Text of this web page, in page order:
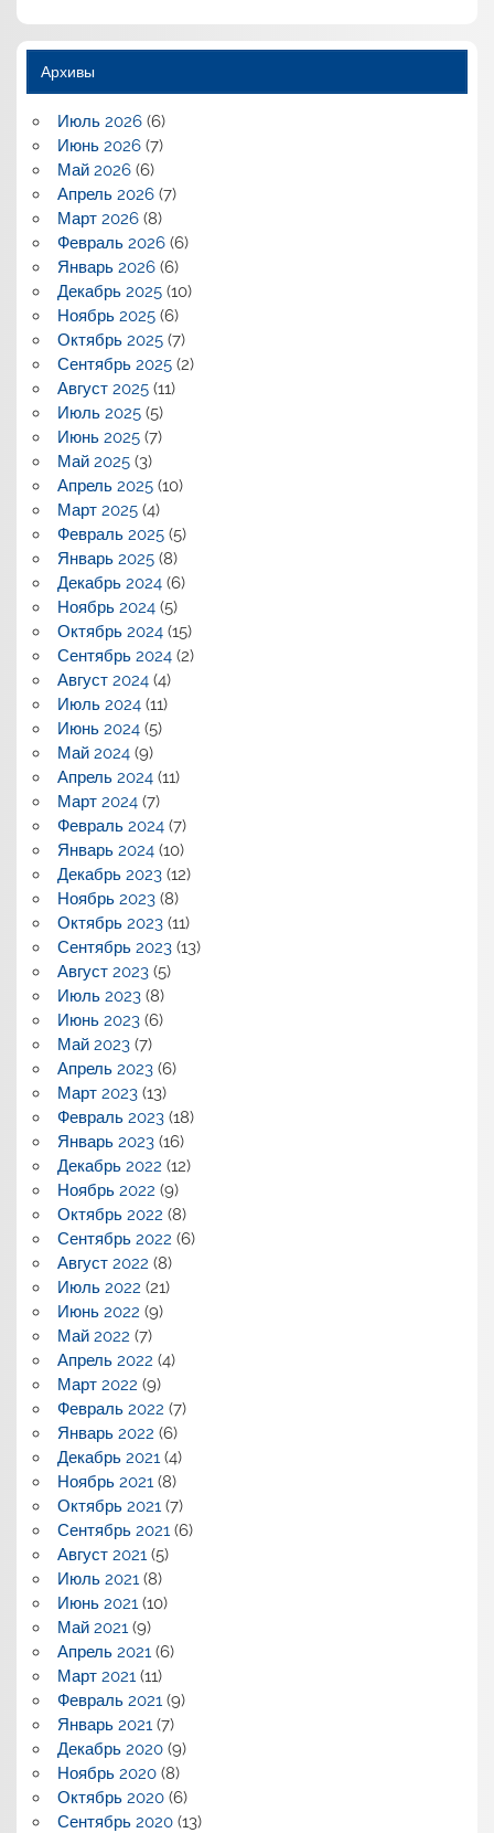
Архивы
Июль 2026(6)
Июнь 2026(7)
Май 2026(6)
Апрель 2026(7)
Март 2026(8)
Февраль 2026(6)
Январь 2026(6)
Декабрь 2025(10)
Ноябрь 2025(6)
Октябрь 2025(7)
Сентябрь 2025(2)
Август 2025(11)
Июль 2025(5)
Июнь 2025(7)
Май 2025(3)
Апрель 2025(10)
Март 2025(4)
Февраль 2025(5)
Январь 2025(8)
Декабрь 2024(6)
Ноябрь 2024(5)
Октябрь 2024(15)
Сентябрь 2024(2)
Август 2024(4)
Июль 2024(11)
Июнь 2024(5)
Май 2024(9)
Апрель 2024(11)
Март 2024(7)
Февраль 2024(7)
Январь 2024(10)
Декабрь 2023(12)
Ноябрь 2023(8)
Октябрь 2023(11)
Сентябрь 2023(13)
Август 2023(5)
Июль 2023(8)
Июнь 2023(6)
Май 2023(7)
Апрель 2023(6)
Март 2023(13)
Февраль 2023(18)
Январь 2023(16)
Декабрь 2022 (12)
Ноябрь 2022 (9)
Октябрь 2022 (8)
Сентябрь 2022 (6)
Август 2022 (8)
Июль 2022 (21)
Июнь 2022 (9)
Май 2022 (7)
Апрель 2022 (4)
Март 2022 (9)
Февраль 2022 (7)
Январь 2022 (6)
Декабрь 2021 (4)
Ноябрь 2021 (8)
Октябрь 2021 (7)
Сентябрь 2021 (6)
Август 2021 (5)
Июль 2021 (8)
Июнь 2021 (10)
Май 2021 (9)
Апрель 2021 (6)
Март 2021 (11)
Февраль 2021 (9)
Январь 2021 (7)
Декабрь 2020(9)
Ноябрь 2020(8)
Октябрь 2020(6)
Сентябрь 2020(13)